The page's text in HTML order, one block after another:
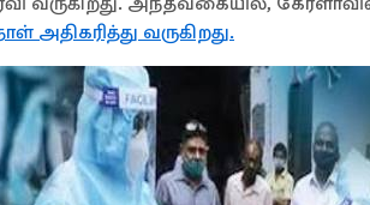
அதிகரித்து வருகிறது.